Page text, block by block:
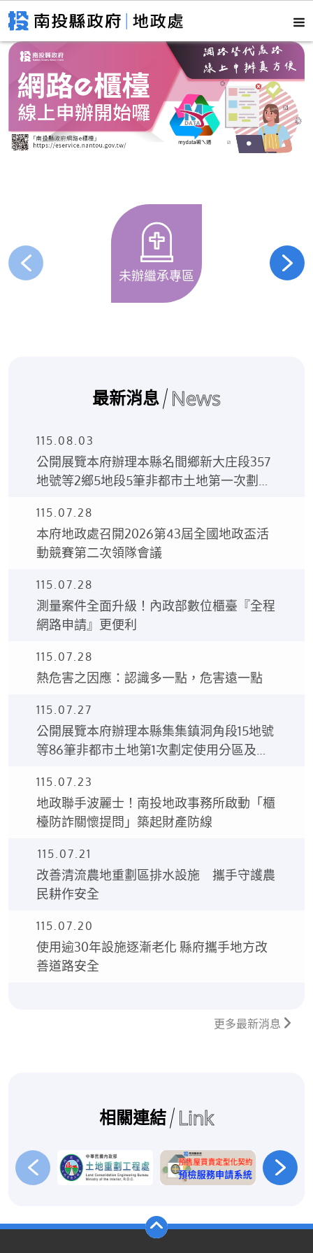
未辦繼承專區
最新消息 News
115.08.03
公開展覽本府辦理本縣名間鄉新大庄段357
地號等2鄉5地段5筆非都市土地第一次劃定
區編定圖、土地使用編定清冊。
115.07.28
本府地政處召開2026第43屆全國地政盃活
動競賽第二次領隊會議
115.07.28
測量案件全面升級！內政部數位櫃臺『全程
網路申請』更便利
115.07.28
熱危害之因應：認識多一點，危害遠一點
115.07.27
公開展覽本府辦理本縣集集鎮洞角段15地號
等86筆非都市土地第1次劃定使用分區及使
用編定清冊。
115.07.23
地政聯手波麗士！南投地政事務所啟動「櫃
檯防詐關懷提問」築起財產防線
115.07.21
改善清流農地重劃區排水設施 攜手守護農
民耕作安全
115.07.20
使用逾30年設施逐漸老化 縣府攜手地方改
善道路安全
更多最新消息
相關連結 Link